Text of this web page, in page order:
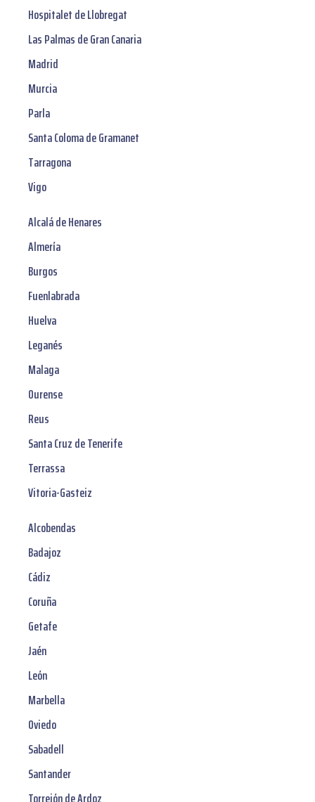
Hospitalet de Llobregat
Las Palmas de Gran Canaria
Madrid
Murcia
Parla
Santa Coloma de Gramanet
Tarragona
Vigo
Alcalá de Henares
Almería
Burgos
Fuenlabrada
Huelva
Leganés
Malaga
Ourense
Reus
Santa Cruz de Tenerife
Terrassa
Vitoria-Gasteiz
Alcobendas
Badajoz
Cádiz
Coruña
Getafe
Jaén
León
Marbella
Oviedo
Sabadell
Santander